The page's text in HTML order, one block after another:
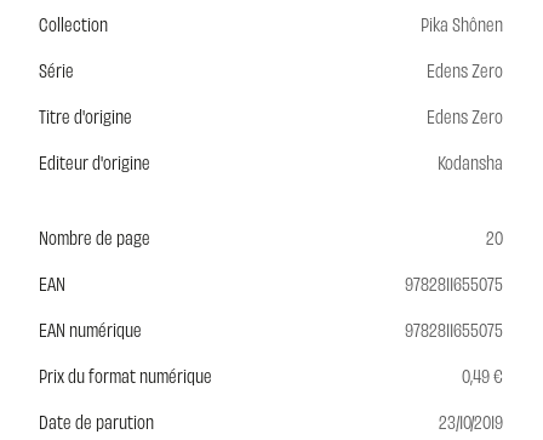
Collection
Pika Shônen
Série
Edens Zero
Titre d'origine
Edens Zero
Editeur d'origine
Kodansha
Nombre de page
20
EAN
9782811655075
EAN numérique
9782811655075
Prix du format numérique
0,49 €
Date de parution
23/10/2019